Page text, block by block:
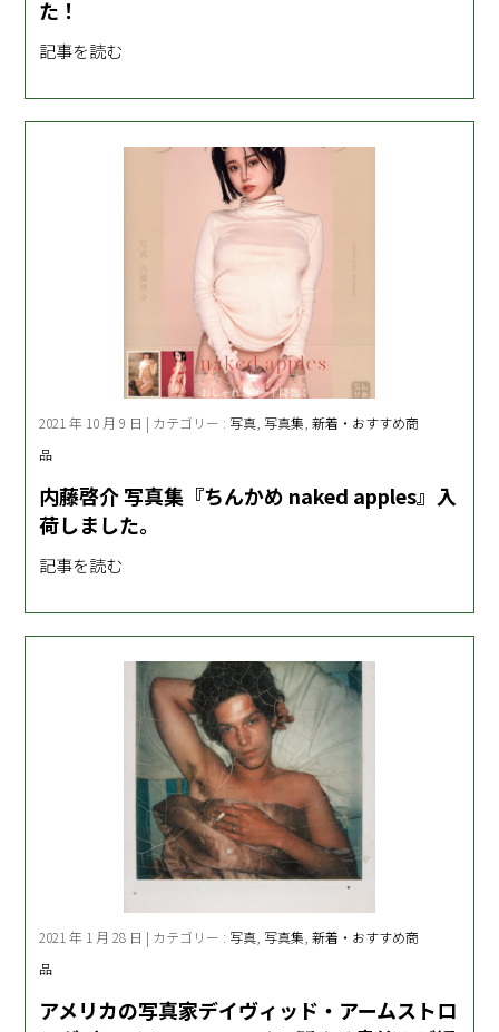
た！
記事を読む
2021 年 10 月 9 日 | カテゴリー : 写真 写真集 ,新着・おすすめ商
品
内藤啓介 写真集『ちんかめ naked apples』入
荷しました。
記事を読む
2021 年 1 月 28 日 | カテゴリー : 写真 写真集 ,新着・おすすめ商
品
アメリカの写真家デイヴィッド・アームストロ